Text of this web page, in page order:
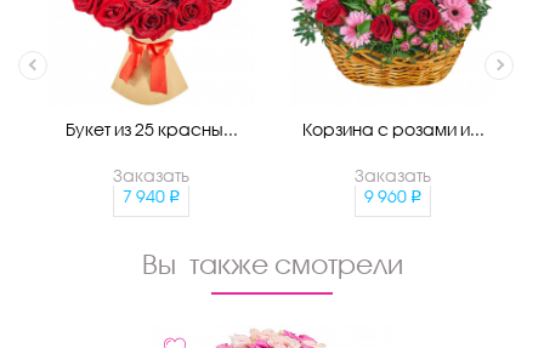
Букет из 25 красны...
Заказать
7 940
Корзина с розами и...
Заказать
9 960
Вы также смотрели